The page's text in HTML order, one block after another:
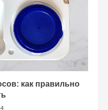
как правильно